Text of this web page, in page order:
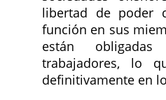
libertad de poder
función en sus
están
trabajadores, lo
definitivamente en